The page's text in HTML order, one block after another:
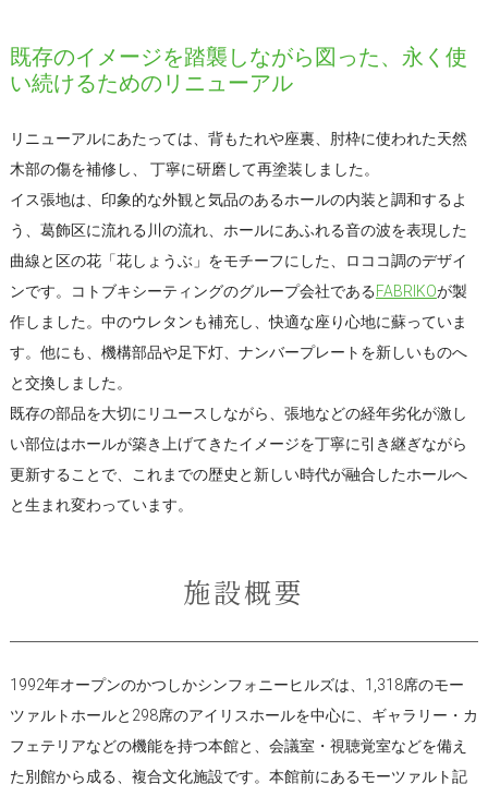
既存のイメージを踏襲しながら図った、永く使
い続けるためのリニューアル
リニューアルにあたっては、背もたれや座裏、肘枠に使われた天然
木部の傷を補修し、 丁寧に研磨して再塗装しました。
イス張地は、印象的な外観と気品のあるホールの内装と調和するよ
う、葛飾区に流れる川の流れ、ホールにあふれる音の波を表現した
曲線と区の花「花しょうぶ」をモチーフにした、ロココ調のデザイ
ンです。コトブキシーティングのグループ会社である FABRIKOが製
作しました。中のウレタンも補充し、快適な座り心地に蘇っていま
す。他にも、機構部品や足下灯、ナンバープレートを新しいものへ
と交換しました。
既存の部品を大切にリユースしながら、張地などの経年劣化が激し
い部位はホールが築き上げてきたイメージを丁寧に引き継ぎながら
更新することで、これまでの歴史と新しい時代が融合したホールへ
と生まれ変わっています。
施設概要
1992年オープンのかつしかシンフォニーヒルズは、1,318席のモー
ツァルトホールと298席のアイリスホールを中心に、ギャラリー・カ
フェテリアなどの機能を持つ本館と、会議室・視聴覚室などを備え
た別館から成る、複合文化施設です。本館前にあるモーツァルト記